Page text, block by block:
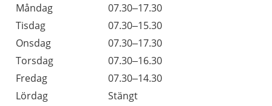
Måndag
07.30–17.30
Tisdag
07.30–15.30
Onsdag
07.30–17.30
Torsdag
07.30–16.30
Fredag
07.30–14.30
Lördag
Stängt